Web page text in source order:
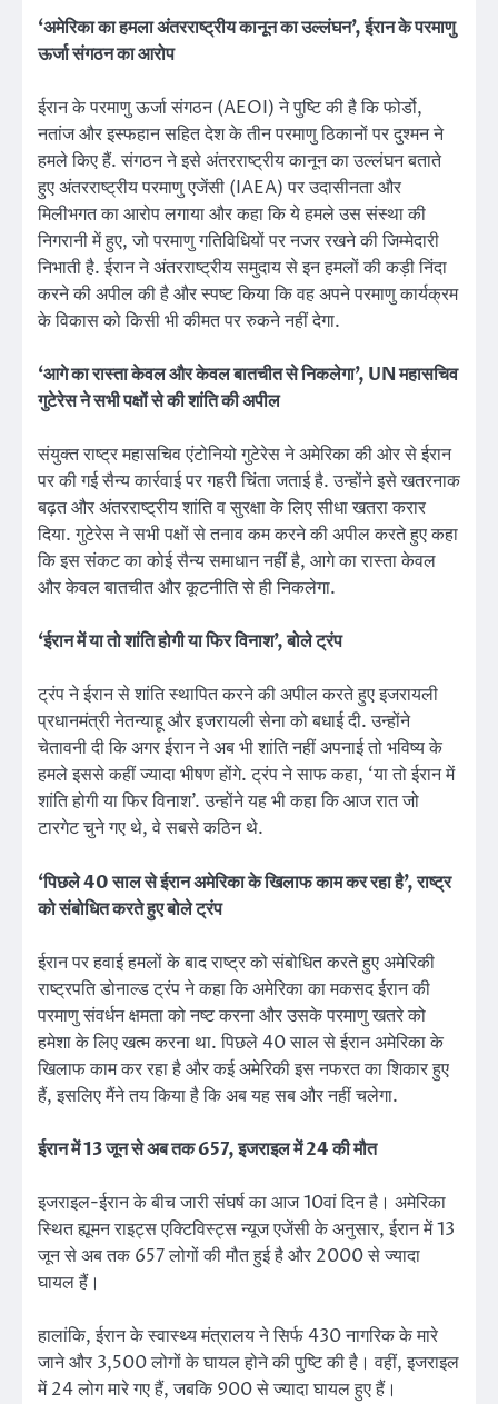
‘अमेरिका का हमला अंतरराष्ट्रीय कानून का उल्लंघन’, ईरान के परमाणु
ऊर्जा संगठन का आरोप
ईरान के परमाणु ऊर्जा संगठन (AEOI) ने पुष्टि की है कि फोर्डो,
नतांज और इस्फहान सहित देश के तीन परमाणु ठिकानों पर दुश्मन ने
हमले किए हैं. संगठन ने इसे अंतरराष्ट्रीय कानून का उल्लंघन बताते
हुए अंतरराष्ट्रीय परमाणु एजेंसी (IAEA) पर उदासीनता और
मिलीभगत का आरोप लगाया और कहा कि ये हमले उस संस्था की
निगरानी में हुए, जो परमाणु गतिविधियों पर नजर रखने की जिम्मेदारी
निभाती है. ईरान ने अंतरराष्ट्रीय समुदाय से इन हमलों की कड़ी निंदा
करने की अपील की है और स्पष्ट किया कि वह अपने परमाणु कार्यक्रम
के विकास को किसी भी कीमत पर रुकने नहीं देगा.
‘आगे का रास्ता केवल और केवल बातचीत से निकलेगा’, UN महासचिव
गुटेरेस ने सभी पक्षों से की शांति की अपील
संयुक्त राष्ट्र महासचिव एंटोनियो गुटेरेस ने अमेरिका की ओर से ईरान
पर की गई सैन्य कार्रवाई पर गहरी चिंता जताई है. उन्होंने इसे खतरनाक
बढ़त और अंतरराष्ट्रीय शांति व सुरक्षा के लिए सीधा खतरा करार
दिया. गुटेरेस ने सभी पक्षों से तनाव कम करने की अपील करते हुए कहा
कि इस संकट का कोई सैन्य समाधान नहीं है, आगे का रास्ता केवल
और केवल बातचीत और कूटनीति से ही निकलेगा.
‘ईरान में या तो शांति होगी या फिर विनाश’, बोले ट्रंप
ट्रंप ने ईरान से शांति स्थापित करने की अपील करते हुए इजरायली
प्रधानमंत्री नेतन्याहू और इजरायली सेना को बधाई दी. उन्होंने
चेतावनी दी कि अगर ईरान ने अब भी शांति नहीं अपनाई तो भविष्य के
हमले इससे कहीं ज्यादा भीषण होंगे. ट्रंप ने साफ कहा, ‘या तो ईरान में
शांति होगी या फिर विनाश’. उन्होंने यह भी कहा कि आज रात जो
टारगेट चुने गए थे, वे सबसे कठिन थे.
‘पिछले 40 साल से ईरान अमेरिका के खिलाफ काम कर रहा है’, राष्ट्र
को संबोधित करते हुए बोले ट्रंप
ईरान पर हवाई हमलों के बाद राष्ट्र को संबोधित करते हुए अमेरिकी
राष्ट्रपति डोनाल्ड ट्रंप ने कहा कि अमेरिका का मकसद ईरान की
परमाणु संवर्धन क्षमता को नष्ट करना और उसके परमाणु खतरे को
हमेशा के लिए खत्म करना था. पिछले 40 साल से ईरान अमेरिका के
खिलाफ काम कर रहा है और कई अमेरिकी इस नफरत का शिकार हुए
हैं, इसलिए मैंने तय किया है कि अब यह सब और नहीं चलेगा.
ईरान में 13 जून से अब तक 657, इजराइल में 24 की मौत
इजराइल-ईरान के बीच जारी संघर्ष का आज 10वां दिन है। अमेरिका
स्थित ह्यूमन राइट्स एक्टिविस्ट्स न्यूज एजेंसी के अनुसार, ईरान में 13
जून से अब तक 657 लोगों की मौत हुई है और 2000 से ज्यादा
घायल हैं।
हालांकि, ईरान के स्वास्थ्य मंत्रालय ने सिर्फ 430 नागरिक के मारे
जाने और 3,500 लोगों के घायल होने की पुष्टि की है। वहीं, इजराइल
में 24 लोग मारे गए हैं, जबकि 900 से ज्यादा घायल हुए हैं।